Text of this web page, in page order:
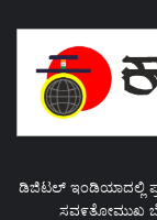
ಡಿಜಿಟಲ್ ಇಂಡಿಯಾದಲ್ಲಿ
ಸವ೯ತೋಮುಖ